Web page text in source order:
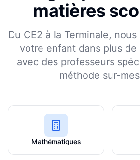
matières
Du CE2 à la Terminale,
votre enfant dans plus de
avec des professeurs
méthode sur-
Mathématiques